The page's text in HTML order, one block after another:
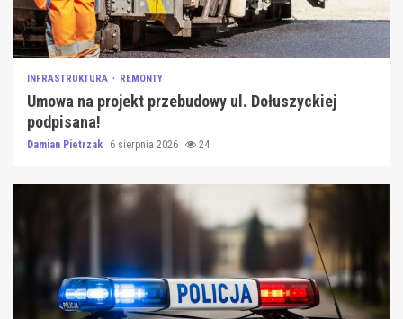
INFRASTRUKTURA REMONTY
Umowa na projekt przebudowy ul. Dołuszyckiej
podpisana!
Damian Pietrzak 6 sierpnia 2026 24